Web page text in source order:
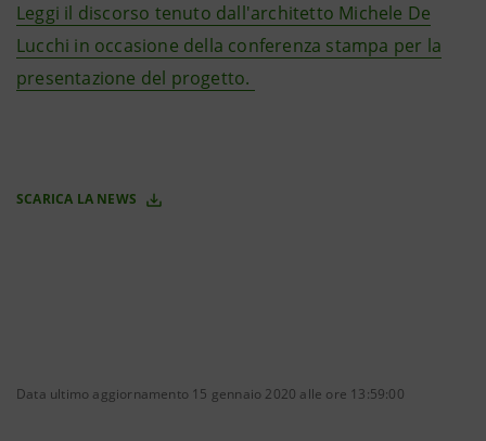
Leggi il discorso tenuto dall'architetto Michele De
Lucchi in occasione della conferenza stampa per la
presentazione del progetto.
SCARICA LA NEWS
Data ultimo aggiornamento 15 gennaio 2020 alle ore 13:59:00